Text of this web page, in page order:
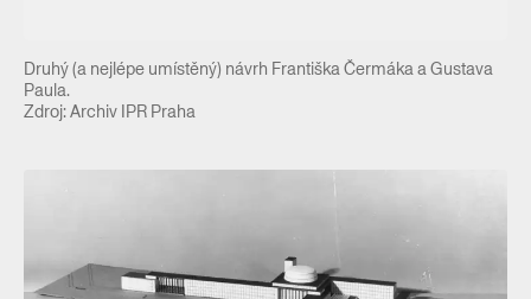
Druhý (a nejlépe umístěný) návrh Františka Čermáka a Gustava
Paula.
Zdroj: Archiv IPR Praha